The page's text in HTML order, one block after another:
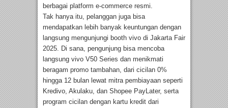
berbagai platform e-commerce resmi.
Tak hanya itu, pelanggan juga bisa
mendapatkan lebih banyak keuntungan dengan
langsung mengunjungi booth vivo di Jakarta Fair
2025. Di sana, pengunjung bisa mencoba
langsung vivo V50 Series dan menikmati
beragam promo tambahan, dari cicilan 0%
hingga 12 bulan lewat mitra pembiayaan seperti
Kredivo, Akulaku, dan Shopee PayLater, serta
program cicilan dengan kartu kredit dari